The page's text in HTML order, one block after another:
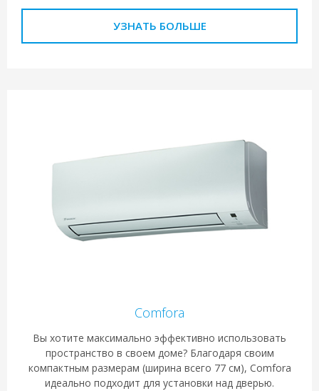
УЗНАТЬ БОЛЬШЕ
Comfora
Вы хотите максимально эффективно использовать
пространство в своем доме? Благодаря своим
компактным размерам (ширина всего 77 см), Comfora
идеально подходит для установки над дверью.